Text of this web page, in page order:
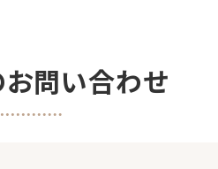
問い合わせ